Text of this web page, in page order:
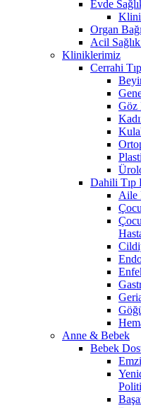
Evde
Organ
Acil
Kliniklerimiz
Cerrahi
Göz
Dahili Tıp
Aile
Anne & Bebek
Bebek